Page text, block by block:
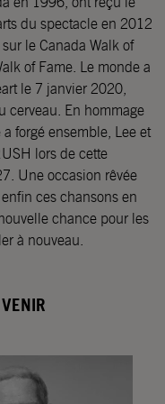
du spectacle en 2012
le Canada Walk of
of Fame. Le monde a
le 7 janvier 2020,
cerveau. En hommage
forgé ensemble, Lee et
lors de cette
Une occasion rêvée
ces chansons en
chance pour les
à nouveau.